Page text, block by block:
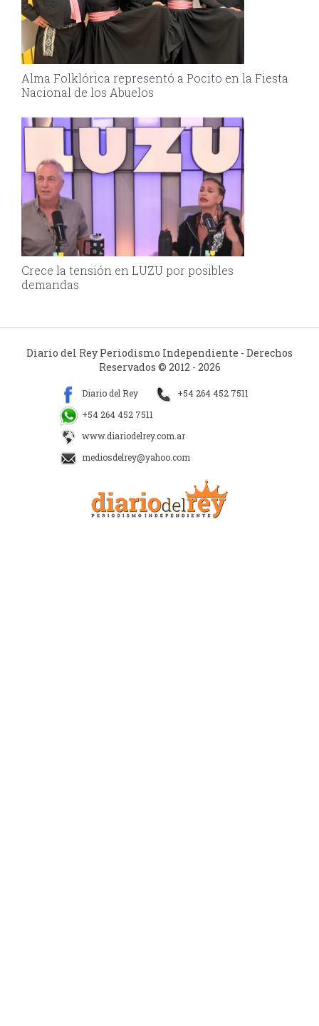
Alma Folklórica representó a Pocito en la Fiesta
Nacional de los Abuelos
Crece la tensión en LUZU por posibles
demandas
Diario del Rey Periodismo Independiente - Derechos
Reservados © 2012 - 2026
Diario del Rey
+54 264 452 7511
+54 264 452 7511
www.diariodelrey.com.ar
mediosdelrey@yahoo.com